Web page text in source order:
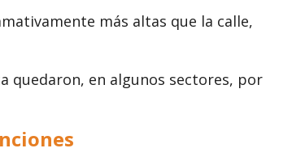
más altas que la calle,
quedaron, en algunos sectores, por